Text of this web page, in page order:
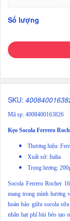
Số lượng
SKU:
Mã sp: 4008400163826
Kẹo Socola Ferrero
Thương hiệu:
Xuất xứ: Italia
Trọng lượng:
Socola Ferrero Rocher
mang trong mình hương
hoàn hảo giữa socola
nhân hạt phỉ bùi béo tạo